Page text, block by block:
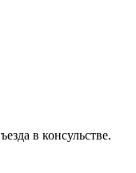
в консульстве.